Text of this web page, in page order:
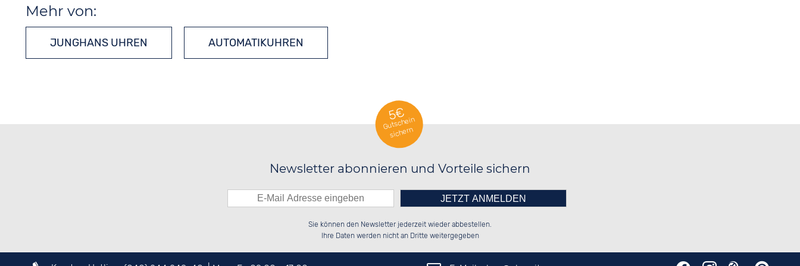
Mehr von:
JUNGHANS UHREN AUTOMATIKUHREN
5€
Gutschein
sichern
Newsletter abonnieren und Vorteile sichern
██░░██░░░░░░██░░░░░░██░░██░░██░░
██████░░░░████░░░░████░░██████░░
██░░██░░░░░░██░░██░░░░░░░░░░██░░
Bitte tragen Sie die Zahl in
das nebenstehende Feld ein.
Sie können den Newsletter jederzeit wieder abbestellen.
Ihre Daten werden nicht an Dritte weitergegeben